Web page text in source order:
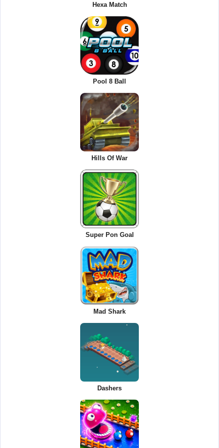
Hexa Match
Pool 8 Ball
Hills Of War
Super Pon Goal
Mad Shark
Dashers